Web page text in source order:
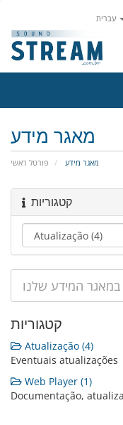
מאגר מידע
פורטל ראשי מאגר מידע
קטגוריות
קטגוריות
Atualização (4)
Eventuais atualizações
Web Player (1)
Documentação,